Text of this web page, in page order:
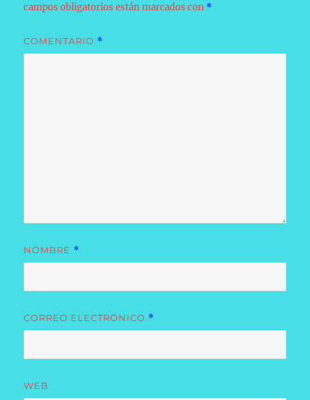
campos obligatorios están marcados con *
COMENTARIO *
NOMBRE *
CORREO ELECTRÓNICO *
WEB